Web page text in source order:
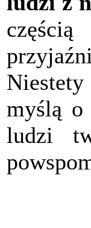
myślą o
ludzi